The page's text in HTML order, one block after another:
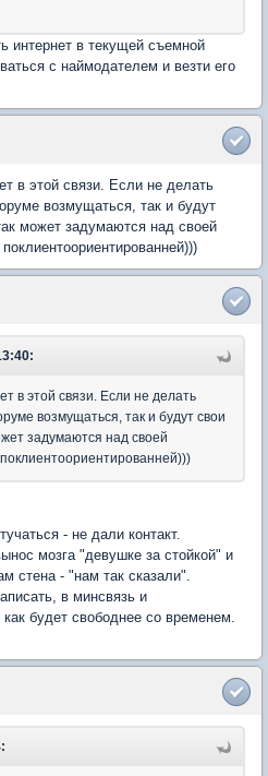
интернет в текущей съемной
с наймодателем и везти его
в этой связи. Если не делать
возмущаться, так и будут
может задумаются над своей
в этой связи. Если не делать
возмущаться, так и будут свои
задумаются над своей
- не дали контакт.
мозга "девушке за стойкой" и
стена - "нам так сказали".
в минсвязь и
будет свободнее со временем.